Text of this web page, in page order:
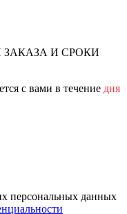
И СРОКИ
с вами в течение дня
персональных данных